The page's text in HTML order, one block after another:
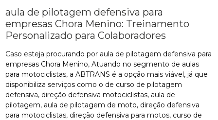
aula de pilotagem defensiva para
empresas Chora Menino: Treinamento
Personalizado para Colaboradores
Caso esteja procurando por aula de pilotagem defensiva para
empresas Chora Menino, Atuando no segmento de aulas
para motociclistas, a ABTRANS é a opção mais viável, já que
disponibiliza serviços como o de curso de pilotagem
defensiva, direção defensiva motociclistas, aula de
pilotagem, aula de pilotagem de moto, direção defensiva
para motociclistas, direção defensiva para motos, curso de